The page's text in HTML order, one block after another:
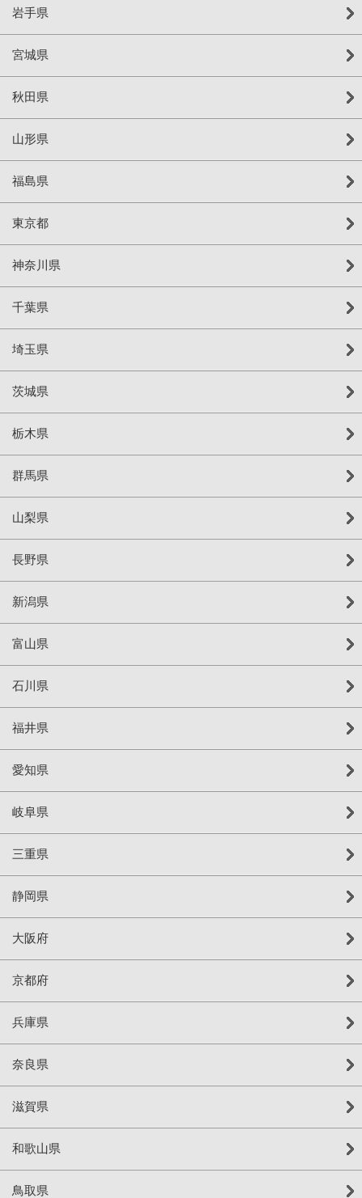
岩手県
宮城県
秋田県
山形県
福島県
東京都
神奈川県
千葉県
埼玉県
茨城県
栃木県
群馬県
山梨県
長野県
新潟県
富山県
石川県
福井県
愛知県
岐阜県
三重県
静岡県
大阪府
京都府
兵庫県
奈良県
滋賀県
和歌山県
鳥取県